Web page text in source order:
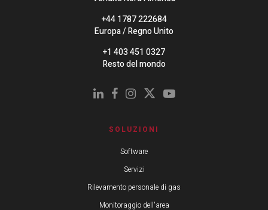
+44 1787 222684
Europa / Regno Unito
+1 403 451 0327
Resto del mondo
SOLUZIONI
Software
Servizi
Rilevamento personale di gas
Monitoraggio dell'area